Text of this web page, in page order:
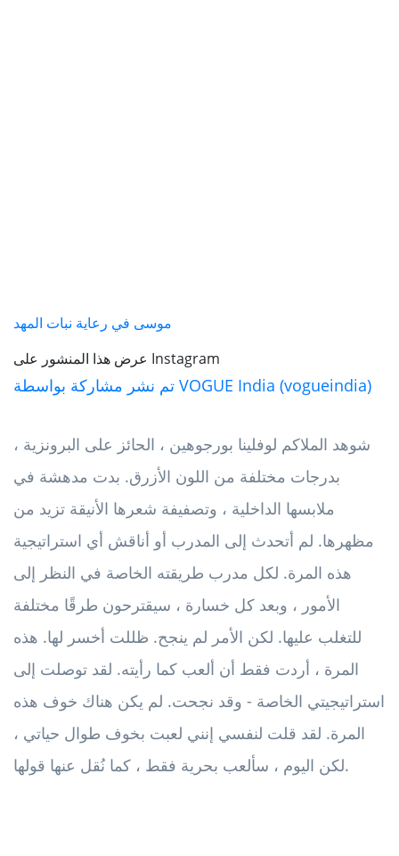
موسى في رعاية نبات المهد
عرض هذا المنشور على Instagram
تم نشر مشاركة بواسطة VOGUE India (vogueindia)
شوهد الملاكم لوفلينا بورجوهين ، الحائز على البرونزية ،
بدرجات مختلفة من اللون الأزرق. بدت مدهشة في
ملابسها الداخلية ، وتصفيفة شعرها الأنيقة تزيد من
مظهرها. لم أتحدث إلى المدرب أو أناقش أي استراتيجية
هذه المرة. لكل مدرب طريقته الخاصة في النظر إلى
الأمور ، وبعد كل خسارة ، سيقترحون طرقًا مختلفة
للتغلب عليها. لكن الأمر لم ينجح. ظللت أخسر لها. هذه
المرة ، أردت فقط أن ألعب كما رأيته. لقد توصلت إلى
استراتيجيتي الخاصة - وقد نجحت. لم يكن هناك خوف هذه
المرة. لقد قلت لنفسي إنني لعبت بخوف طوال حياتي ،
لكن اليوم ، سألعب بحرية فقط ، كما نُقل عنها قولها.